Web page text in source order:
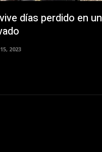
días perdido en un
2023